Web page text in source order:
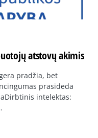
atstovų akimis
pradžia, bet
prasideda
intelektas: